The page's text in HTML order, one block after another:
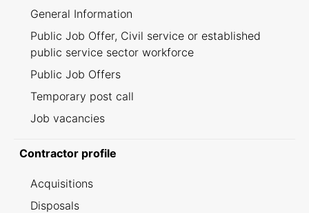
General Information
Public Job Offer, Civil service or established
public service sector workforce
Public Job Offers
Temporary post call
Job vacancies
Contractor profile
Acquisitions
Disposals